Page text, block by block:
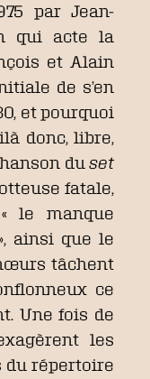
par Jean-
qui acte la
et Alain
de s’en
et pourquoi
donc, libre,
du set
fatale,
le manque
ainsi que le
tâchent
ce
Une fois de
les
du répertoire